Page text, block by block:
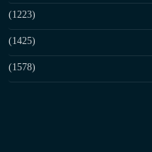
(1223)
(1425)
(1578)